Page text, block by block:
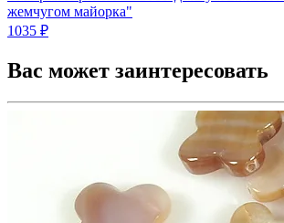
жемчугом майорка"
1035 ₽
Вас может заинтересовать